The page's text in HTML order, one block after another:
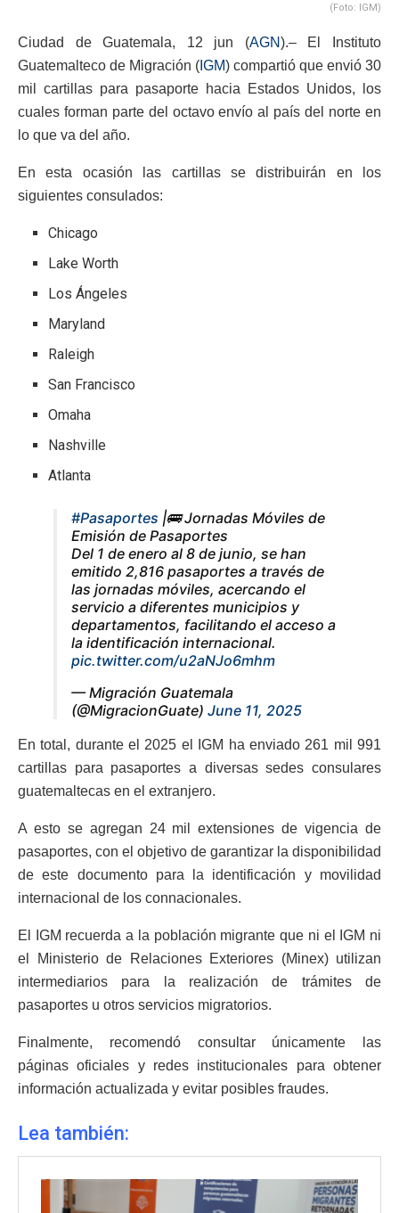
(Foto: IGM)
Ciudad de Guatemala, 12 jun (AGN).– El Instituto
Guatemalteco de Migración ( IGM) compartió que envió 30
mil cartillas para pasaporte hacia Estados Unidos, los
cuales forman parte del octavo envío al país del norte en
lo que va del año.
En esta ocasión las cartillas se distribuirán en los
siguientes consulados:
Chicago
Lake Worth
Los Ángeles
Maryland
Raleigh
San Francisco
Omaha
Nashville
Atlanta
#Pasaportes |🚌 Jornadas Móviles de
Emisión de Pasaportes
Del 1 de enero al 8 de junio, se han
emitido 2,816 pasaportes a través de
las jornadas móviles, acercando el
servicio a diferentes municipios y
departamentos, facilitando el acceso a
la identificación internacional.
pic.twitter.com/u2aNJo6mhm
— Migración Guatemala
(@MigracionGuate) June 11, 2025
En total, durante el 2025 el IGM ha enviado 261 mil 991
cartillas para pasaportes a diversas sedes consulares
guatemaltecas en el extranjero.
A esto se agregan 24 mil extensiones de vigencia de
pasaportes, con el objetivo de garantizar la disponibilidad
de este documento para la identificación y movilidad
internacional de los connacionales.
El IGM recuerda a la población migrante que ni el IGM ni
el Ministerio de Relaciones Exteriores (Minex) utilizan
intermediarios para la realización de trámites de
pasaportes u otros servicios migratorios.
Finalmente, recomendó consultar únicamente las
páginas oficiales y redes institucionales para obtener
información actualizada y evitar posibles fraudes.
Lea también: